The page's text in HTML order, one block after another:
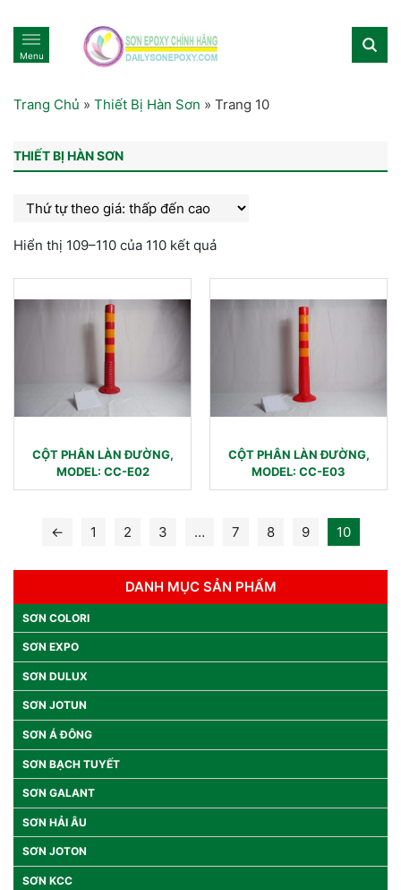
Menu
Trang Chủ » Thiết Bị Hàn Sơn » Trang 10
THIẾT BỊ HÀN SƠN
Hiển thị 109–110 của 110 kết quả
CỘT PHÂN LÀN ĐƯỜNG,
MODEL: CC-E02
CỘT PHÂN LÀN ĐƯỜNG,
MODEL: CC-E03
← 1 2 3 … 7 8 9 10
DANH MỤC SẢN PHẨM
SƠN COLORI
SƠN EXPO
SƠN DULUX
SƠN JOTUN
SƠN Á ĐÔNG
SƠN BẠCH TUYẾT
SƠN GALANT
SƠN HẢI ÂU
SƠN JOTON
SƠN KCC